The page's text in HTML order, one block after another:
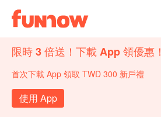
限時 3 倍送！下載 App 領優惠！
首次下載 App 領取 TWD 300 新戶禮
使用 App